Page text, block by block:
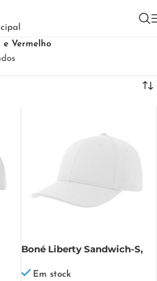
e Vermelho
Boné Liberty Sandwich-S,
Sandwich-S
Em stock